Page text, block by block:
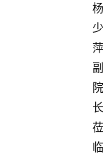
杨
少
萍
副
院
长
莅
临